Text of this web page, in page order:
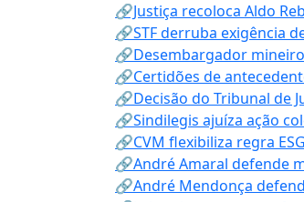
🔗Justiça recoloca Aldo
🔗STF derruba exigência
🔗Desembargador
🔗Certidões de
🔗Decisão do Tribunal de
🔗Sindilegis ajuíza ação
🔗CVM flexibiliza regra
🔗André Amaral defende
🔗André Mendonça